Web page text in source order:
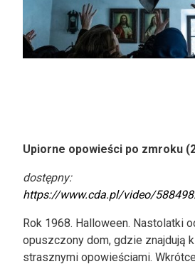
Upiorne opowieści po zmroku
dostępny:
https://www.cda.pl/video/
Rok 1968. Halloween. Nastolatki
opuszczony dom, gdzie znajdują
strasznymi opowieściami.